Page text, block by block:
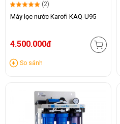
(2)
Máy lọc nước Karofi KAQ-U95
4.500.000đ
So sánh